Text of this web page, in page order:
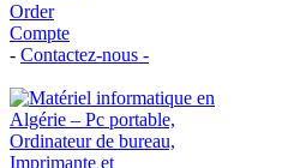
Order
Compte
- Contactez-nous -